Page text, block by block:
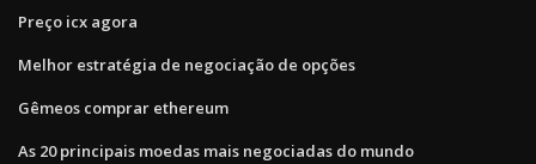
Preço icx agora
Melhor estratégia de negociação de opções
Gêmeos comprar ethereum
As 20 principais moedas mais negociadas do mundo